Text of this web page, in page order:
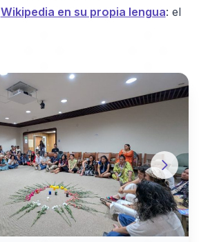
Wikipedia en su propia lengua: el